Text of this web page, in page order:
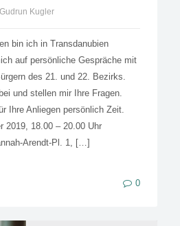
Kugler
bin ich in Transdanubien
auf persönliche Gespräche mit
des 21. und 22. Bezirks.
und stellen mir Ihre Fragen.
Ihre Anliegen persönlich Zeit.
2019, 18.00 – 20.00 Uhr
Arendt-Pl. 1, […]
0